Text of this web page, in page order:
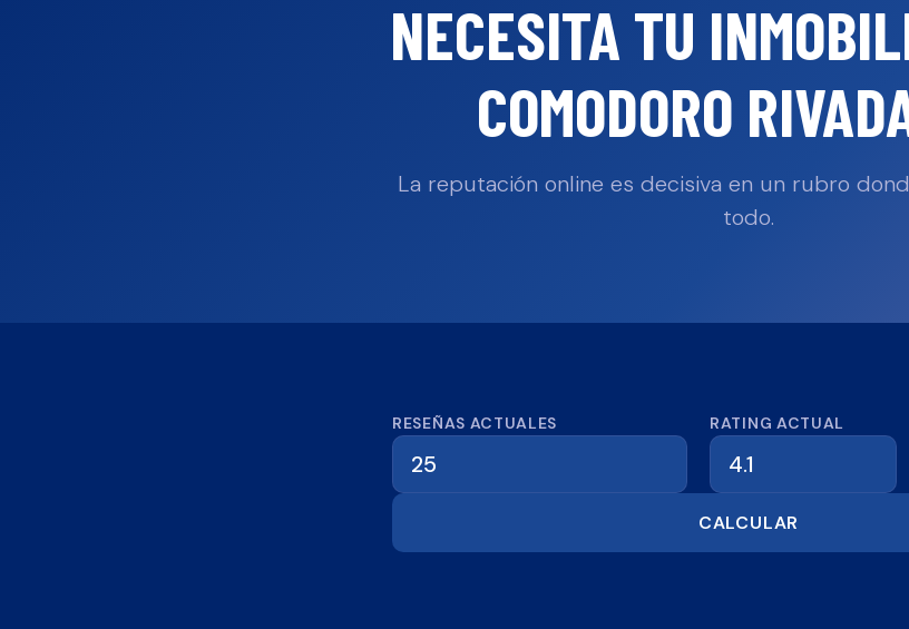
NECESITA TU
COMODORO
La reputación online es decisiva en un rubro
todo.
Calculadora de reseñas
RESEÑAS ACTUALES RATING ACTUAL
CALCULAR